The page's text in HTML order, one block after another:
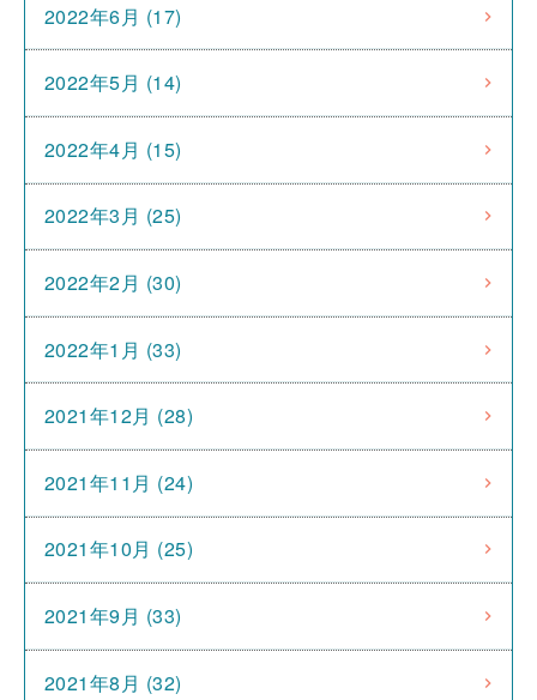
2022年6月 (17)
2022年5月 (14)
2022年4月 (15)
2022年3月 (25)
2022年2月 (30)
2022年1月 (33)
2021年12月 (28)
2021年11月 (24)
2021年10月 (25)
2021年9月 (33)
2021年8月 (32)